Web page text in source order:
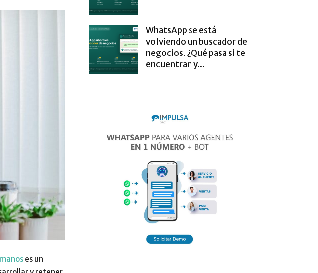
es un
WhatsApp se está
volviendo un buscador de
negocios. ¿Qué pasa si te
encuentran y...